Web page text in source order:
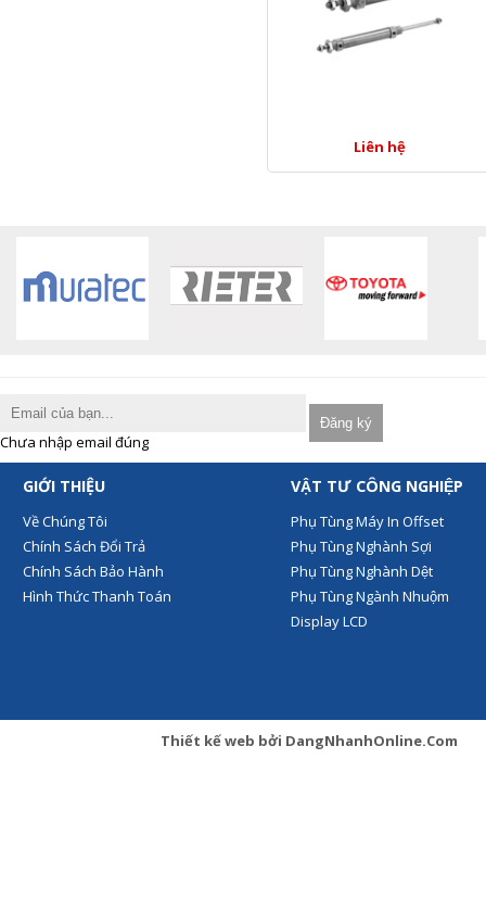
Liên hệ
Chưa nhập email đúng
GIỚI THIỆU
Về Chúng Tôi
Chính Sách Đổi Trả
Chính Sách Bảo Hành
Hình Thức Thanh Toán
VẬT TƯ CÔNG NGHIỆP
Phụ Tùng Máy In Offset
Phụ Tùng Nghành Sợi
Phụ Tùng Nghành Dệt
Phụ Tùng Ngành Nhuộm
Display LCD
Thiết kế web bởi DangNhanhOnline.Com